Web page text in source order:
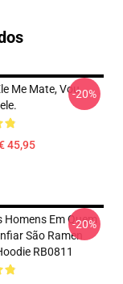
Me Mate, Vou
45,95
-20%
Homens Em Quem
São Ramen
RB0811
-20%